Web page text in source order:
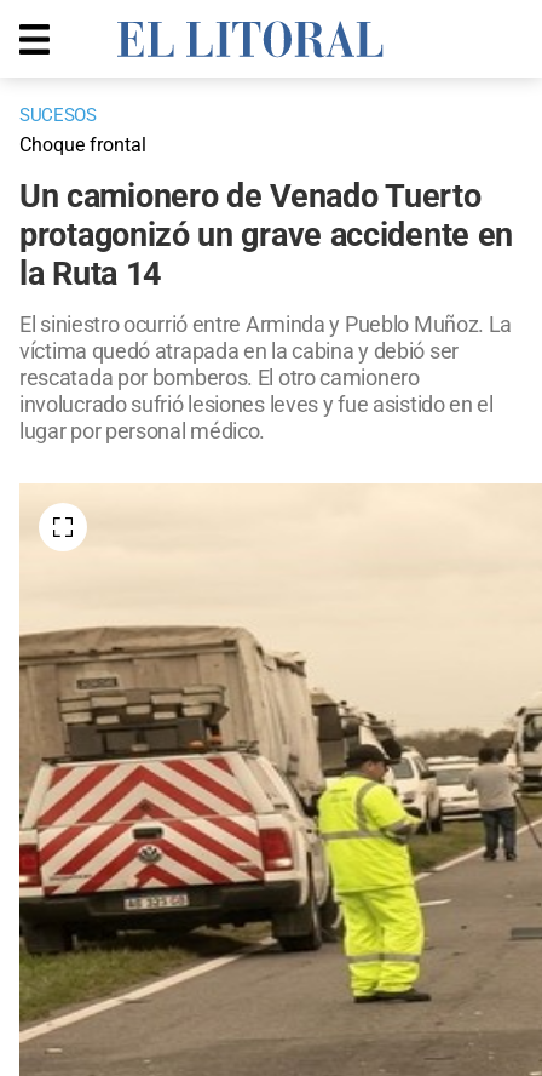
SUCESOS
Choque frontal
Un camionero de Venado Tuerto
protagonizó un grave accidente en
la Ruta 14
El siniestro ocurrió entre Arminda y Pueblo Muñoz. La
víctima quedó atrapada en la cabina y debió ser
rescatada por bomberos. El otro camionero
involucrado sufrió lesiones leves y fue asistido en el
lugar por personal médico.